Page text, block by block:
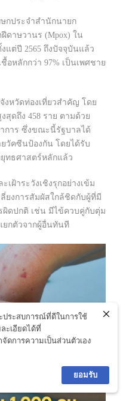
กประจำสำนักนายก
ดาษวานร (Mpox) ใน
แต่ปี 2565 ถึงปัจจุบันแล้ว
อหลักกว่า 97% เป็นเพศชาย
งหวัดท่องเที่ยวสำคัญ โดย
สุดถึง 458 ราย ตามด้วย
การ ซึ่งขณะนี้รัฐบาลได้
วัคซีนป้องกัน โดยได้รับ
ทธศาสตร์หลักแล้ว
ฝ้าระวังเชิงรุกอย่างเข้ม
ยงการสัมผัสใกล้ชิดกับผู้ที่มี
ดปกติ เช่น มีไข้ควบคู่กับตุ่ม
ยกตัวจากผู้อื่นทันที
ระสบการณ์ที่ดีในการใช้
ะเอียดได้ที่
ดการความเป็นส่วนตัวเอง
ยอมรับ